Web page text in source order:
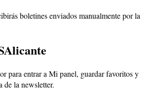
boletines enviados manualmente por la
para entrar a Mi panel, guardar favoritos y
de la newsletter.